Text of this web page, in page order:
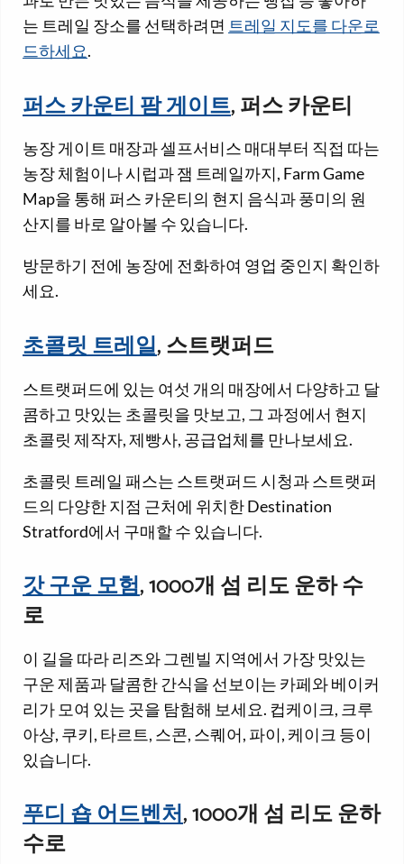
는 트레일 장소를 선택하려면 트레일 지도를 다운로
드하세요.
퍼스 카운티 팜 게이트, 퍼스 카운티
농장 게이트 매장과 셀프서비스 매대부터 직접 따는
농장 체험이나 시럽과 잼 트레일까지, Farm Game
Map을 통해 퍼스 카운티의 현지 음식과 풍미의 원
산지를 바로 알아볼 수 있습니다.
방문하기 전에 농장에 전화하여 영업 중인지 확인하
세요.
초콜릿 트레일, 스트랫퍼드
스트랫퍼드에 있는 여섯 개의 매장에서 다양하고 달
콤하고 맛있는 초콜릿을 맛보고, 그 과정에서 현지
초콜릿 제작자, 제빵사, 공급업체를 만나보세요.
초콜릿 트레일 패스는 스트랫퍼드 시청과 스트랫퍼
드의 다양한 지점 근처에 위치한 Destination
Stratford에서 구매할 수 있습니다.
갓 구운 모험, 1000개 섬 리도 운하 수
로
이 길을 따라 리즈와 그렌빌 지역에서 가장 맛있는
구운 제품과 달콤한 간식을 선보이는 카페와 베이커
리가 모여 있는 곳을 탐험해 보세요. 컵케이크, 크루
아상, 쿠키, 타르트, 스콘, 스퀘어, 파이, 케이크 등이
있습니다.
푸디 숍 어드벤처, 1000개 섬 리도 운하
수로